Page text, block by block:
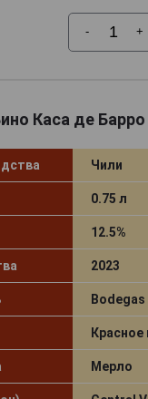
- +
Каса де
Чили
0.75 л
12.5%
2023
Мерло